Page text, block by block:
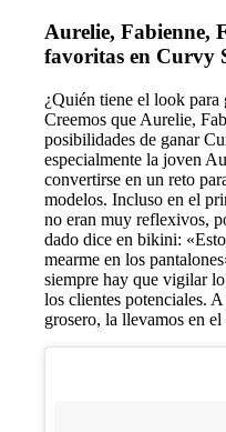
Aurelie, Fabienne,
favoritas en Curvy
¿Quién tiene el look
Creemos que Aurelie,
posibilidades de ganar
especialmente la joven
convertirse en un reto
modelos. Incluso en el
no eran muy reflexivos,
dado dice en bikini:
mearme en los
siempre hay que vigilar
los clientes potenciales.
grosero, la llevamos en el